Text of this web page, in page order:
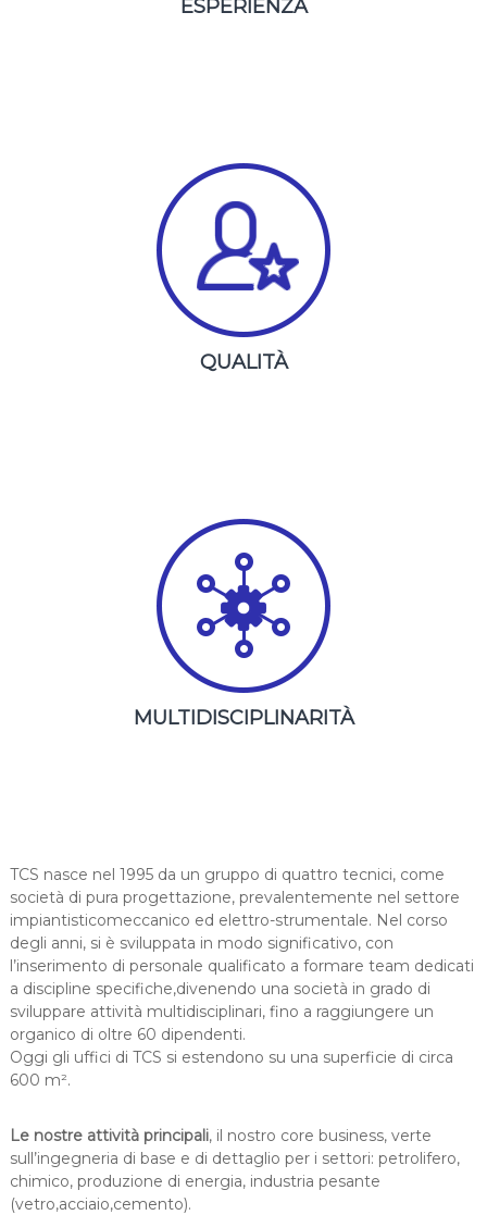
ESPERIENZA
QUALITÀ
MULTIDISCIPLINARITÀ
TCS nasce nel 1995 da un gruppo di quattro tecnici, come
società di pura progettazione, prevalentemente nel settore
impiantisticomeccanico ed elettro-strumentale. Nel corso
degli anni, si è sviluppata in modo significativo, con
l’inserimento di personale qualificato a formare team dedicati
a discipline specifiche,divenendo una società in grado di
sviluppare attività multidisciplinari, fino a raggiungere un
organico di oltre 60 dipendenti.
Oggi gli uffici di TCS si estendono su una superficie di circa
600 m².
Le nostre attività principali, il nostro core business, verte
sull’ingegneria di base e di dettaglio per i settori: petrolifero,
chimico, produzione di energia, industria pesante
(vetro,acciaio,cemento).